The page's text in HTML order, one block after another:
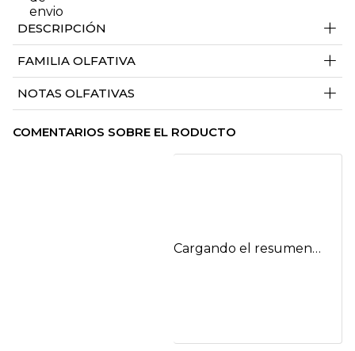
DESCRIPCIÓN +
FAMILIA OLFATIVA +
NOTAS OLFATIVAS +
COMENTARIOS SOBRE EL RODUCTO
Cargando el resumen…